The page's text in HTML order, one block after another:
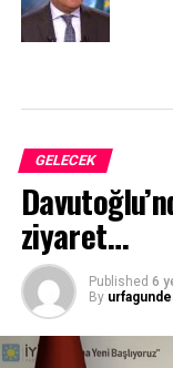
GELECEK
ziyaret…
Published 6
By